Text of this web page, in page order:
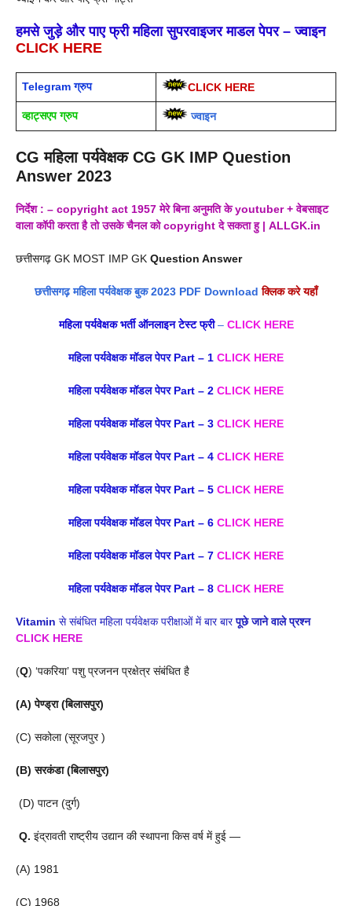
हमसे जुड़े और पाए फ्री महिला सुपरवाइजरमाडल पेपर – ज्वाइन
CLICK HERE
Telegram ग्रुप CLICK HERE
व्हाट्सएप ग्रुप ज्वाइन
CG महिला पर्यवेक्षक CG GK IMP Question
Answer 2023
निर्देश : – copyright act 1957 मेरे बिना अनुमति के youtuber + वेबसाइट
वाला कॉपी करता है तो उसके चैनल को copyright दे सकता हु| ALLGK.in
छत्तीसगढ़ GK MOST IMP GK Question Answer
छत्तीसगढ़ महिला पर्यवेक्षक बुक 2023 PDF Downloadक्लिक करे यहाँ
महिला पर्यवेक्षक भर्ती ऑनलाइन टेस्ट फ्री– CLICK HERE
महिला पर्यवेक्षक मॉडल पेपर Part – 1 CLICK HERE
महिला पर्यवेक्षक मॉडल पेपर Part – 2 CLICK HERE
महिला पर्यवेक्षक मॉडल पेपर Part – 3 CLICK HERE
महिला पर्यवेक्षक मॉडल पेपर Part – 4 CLICK HERE
महिला पर्यवेक्षक मॉडल पेपर Part – 5 CLICK HERE
महिला पर्यवेक्षक मॉडल पेपर Part – 6 CLICK HERE
महिला पर्यवेक्षक मॉडल पेपर Part – 7 CLICK HERE
महिला पर्यवेक्षक मॉडल पेपर Part – 8 CLICK HERE
Vitamin से संबंधित महिला पर्यवेक्षक परीक्षाओं में बार बारपूछे जाने वाले प्रश्न
CLICK HERE
(Q) ‘पकरिया’ पशु प्रजनन प्रक्षेत्र संबंधित है
(A) पेण्ड्रा (बिलासपुर)
(C) सकोला (सूरजपुर )
(B) सरकंडा (बिलासपुर)
(D) पाटन (दुर्ग)
Q. इंद्रावती राष्ट्रीय उद्यान की स्थापना किस वर्ष में हुई ―
(A) 1981
(C) 1968